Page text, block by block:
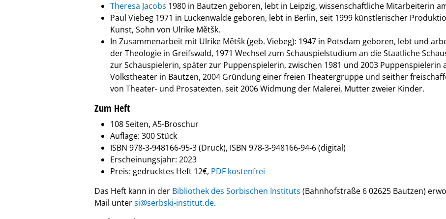
​Theresa Jacobs 1980 in Bautzen geboren, lebt in Leipzig, wissenschaftliche Mitarbeiterin
​Paul Viebeg 1971 in Luckenwalde geboren, lebt in Berlin, seit 1999 künstlerischer
Kunst, Sohn von Ulrike Mětšk.
In Zus​ammenarbeit mit Ulrike Mětšk (geb. Viebeg): 1947 in Potsdam geboren, lebt und
der Theologie in Greifswald, 1971 Wechsel zum Schauspielstudium an die Staatliche
zur Schauspielerin, später zur Puppenspielerin, zwischen 1981 und 2003 Puppenspielerin
Volkstheater in Bautzen, 2004 Gründung einer freien Theatergruppe und seither
von Theater- und Prosatexten, seit 2006 Widmung der Malerei, Mutter zweier Kinder.
Zum Heft
108 Seiten, A5-Broschur
Auflage: 300 Stück
ISBN 978-3-948166-95-3 (Druck), ISBN 978-3-948166-94-6 (digital)
Erscheinungsjahr: 2023
Preis: gedrucktes Heft 12€, PDF kostenfrei
Das Heft kann in der Bibliothek des Sorbischen Instituts (Bahnhofstraße 6 02625 Bautzen)
Mail untersi@serbski-institut.de.